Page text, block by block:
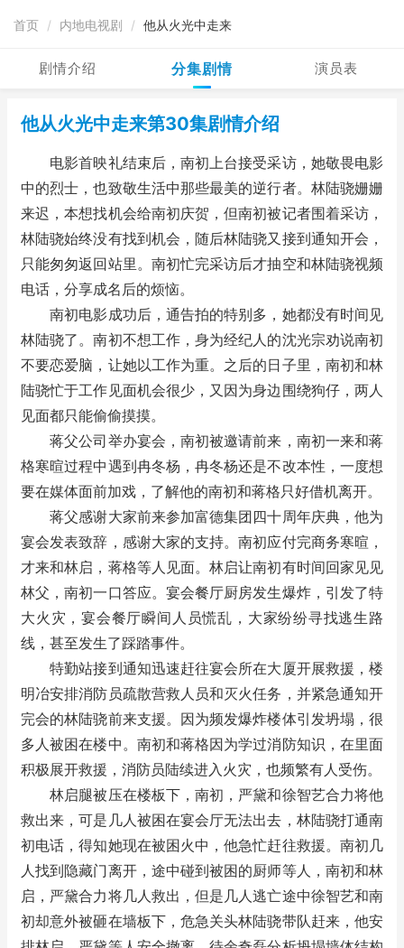
首页 / 内地电视剧 / 他从火光中走来
剧情介绍 分集剧情 演员表
他从火光中走来第30集剧情介绍
电影首映礼结束后，南初上台接受采访，她敬畏电影
中的烈士，也致敬生活中那些最美的逆行者。林陆骁姗姗
来迟，本想找机会给南初庆贺，但南初被记者围着采访，
林陆骁始终没有找到机会，随后林陆骁又接到通知开会，
只能匆匆返回站里。南初忙完采访后才抽空和林陆骁视频
电话，分享成名后的烦恼。
南初电影成功后，通告拍的特别多，她都没有时间见
林陆骁了。南初不想工作，身为经纪人的沈光宗劝说南初
不要恋爱脑，让她以工作为重。之后的日子里，南初和林
陆骁忙于工作见面机会很少，又因为身边围绕狗仔，两人
见面都只能偷偷摸摸。
蒋父公司举办宴会，南初被邀请前来，南初一来和蒋
格寒暄过程中遇到冉冬杨，冉冬杨还是不改本性，一度想
要在媒体面前加戏，了解他的南初和蒋格只好借机离开。
蒋父感谢大家前来参加富德集团四十周年庆典，他为
宴会发表致辞，感谢大家的支持。南初应付完商务寒暄，
才来和林启，蒋格等人见面。林启让南初有时间回家见见
林父，南初一口答应。宴会餐厅厨房发生爆炸，引发了特
大火灾，宴会餐厅瞬间人员慌乱，大家纷纷寻找逃生路
线，甚至发生了踩踏事件。
特勤站接到通知迅速赶往宴会所在大厦开展救援，楼
明冶安排消防员疏散营救人员和灭火任务，并紧急通知开
完会的林陆骁前来支援。因为频发爆炸楼体引发坍塌，很
多人被困在楼中。南初和蒋格因为学过消防知识，在里面
积极展开救援，消防员陆续进入火灾，也频繁有人受伤。
林启腿被压在楼板下，南初，严黛和徐智艺合力将他
救出来，可是几人被困在宴会厅无法出去，林陆骁打通南
初电话，得知她现在被困火中，他急忙赶往救援。南初几
人找到隐藏门离开，途中碰到被困的厨师等人，南初和林
启，严黛合力将几人救出，但是几人逃亡途中徐智艺和南
初却意外被砸在墙板下，危急关头林陆骁带队赶来，他安